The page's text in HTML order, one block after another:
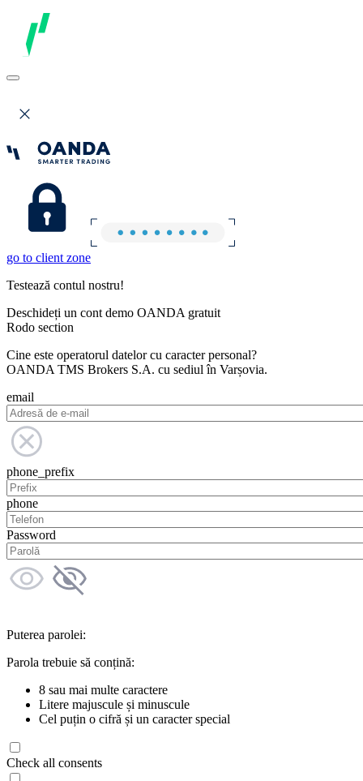
go to client zone
Testează contul nostru!
Deschideți un cont demo OANDA gratuit
Rodo section
Cine este operatorul datelor cu caracter personal?
OANDA TMS Brokers S.A. cu sediul în Varșovia.
email
phone_prefix
phone
Password
Puterea parolei:
Parola trebuie să conțină:
8 sau mai multe caractere
Litere majuscule și minuscule
Cel puțin o cifră și un caracter special
Check all consents